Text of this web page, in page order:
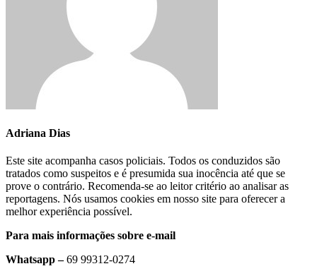
Adriana Dias
Este site acompanha casos policiais. Todos os conduzidos são
tratados como suspeitos e é presumida sua inocência até que se
prove o contrário. Recomenda-se ao leitor critério ao analisar as
reportagens. Nós usamos cookies em nosso site para oferecer a
melhor experiência possível.
Para mais informações sobre e-mail
Whatsapp –69 99312-0274